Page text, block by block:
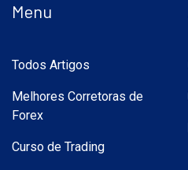
Menu
Todos Artigos
Melhores Corretoras de
Forex
Curso de Trading